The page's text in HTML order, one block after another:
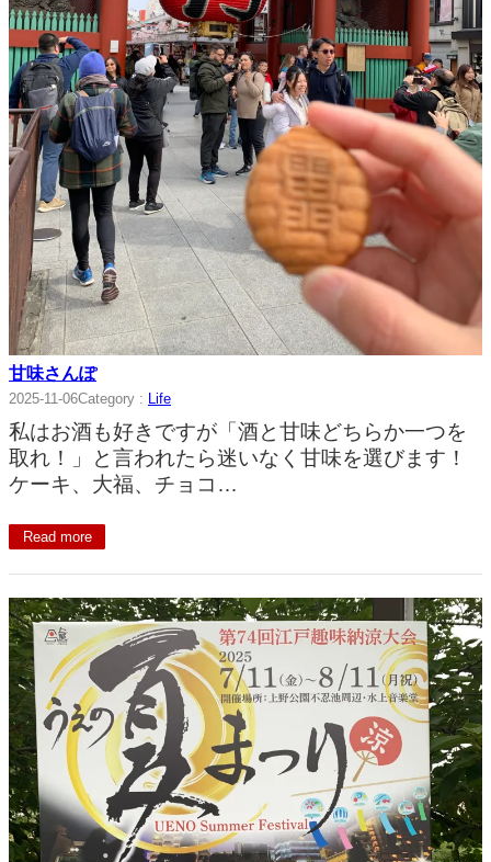
甘味さんぽ
2025-11-06Category : Life
私はお酒も好きですが「酒と甘味どちらか一つを
取れ！」と言われたら迷いなく甘味を選びます！
ケーキ、大福、チョコ…
Read more